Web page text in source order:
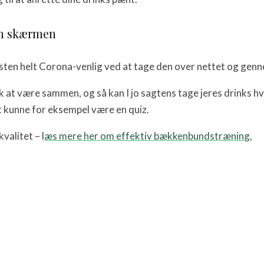
skærmen
helt Corona-venlig ved at tage den over nettet og
være sammen, og så kan I jo sagtens tage jeres drinks
for eksempel være en quiz.
– læs mere her om effektiv bækkenbundstræning.